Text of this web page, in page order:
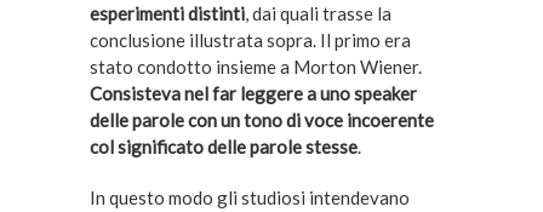
esperimenti distinti, dai quali trasse la
conclusione illustrata sopra. Il primo era
stato condotto insieme a Morton Wiener.
Consisteva nel far leggere a uno speaker
delle parole con un tono di voce incoerente
col significato delle parole stesse.
In questo modo gli studiosi intendevano